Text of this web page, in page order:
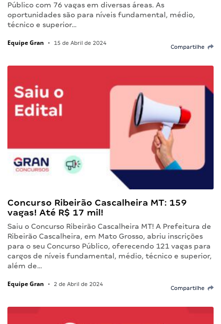
Público com 76 vagas em diversas áreas. As
oportunidades são para níveis fundamental, médio,
técnico e superior…
Equipe Gran • 15 de Abril de 2024
Compartilhe
Concurso Ribeirão Cascalheira MT: 159
vagas! Até R$ 17 mil!
Saiu o Concurso Ribeirão Cascalheira MT! A Prefeitura de
Ribeirão Cascalheira, em Mato Grosso, abriu inscrições
para o seu Concurso Público, oferecendo 121 vagas para
cargos de níveis fundamental, médio, técnico e superior,
além de…
Equipe Gran • 2 de Abril de 2024
Compartilhe